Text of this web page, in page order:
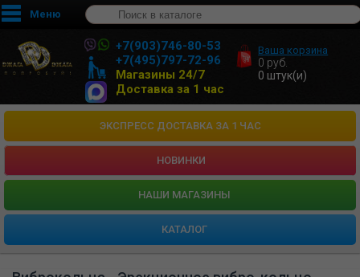
Меню
+7(903)746-80-53
+7(495)797-72-96
Магазины 24/7
Доставка за 1 час
Ваша корзина
0 руб.
0 штук(и)
ЭКСПРЕСС ДОСТАВКА ЗА 1 ЧАС
НОВИНКИ
HАШИ МАГАЗИНЫ
КАТАЛОГ